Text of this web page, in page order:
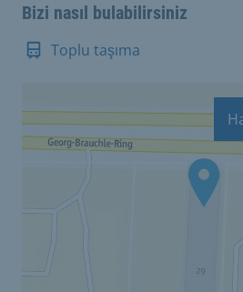
Bizi nasıl bulabilirsiniz
Toplu taşıma